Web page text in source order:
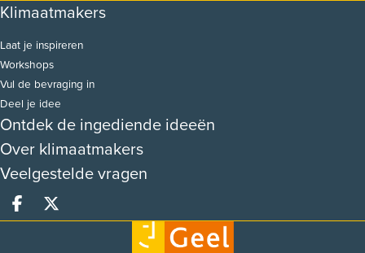
Klimaatmakers
Laat je inspireren
Workshops
Vul de bevraging in
Deel je idee
Ontdek de ingediende ideeën
Over klimaatmakers
Veelgestelde vragen
Deel op facebook
Deel op X